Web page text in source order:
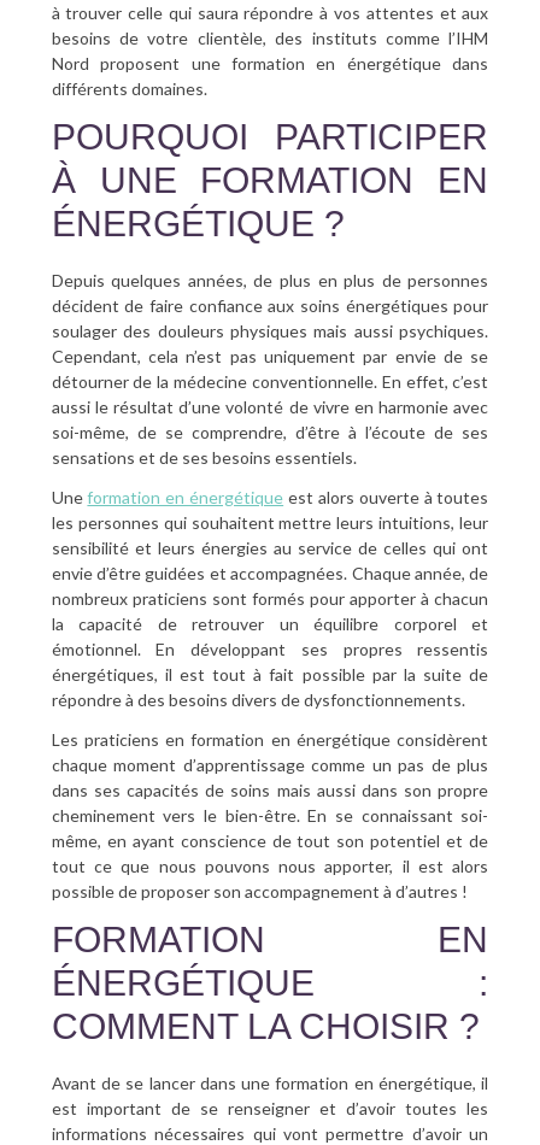
à trouver celle qui saura répondre à vos attentes et aux
besoins de votre clientèle, des instituts comme l’IHM
Nord proposent une formation en énergétique dans
différents domaines.
POURQUOI PARTICIPER
À UNE FORMATION EN
ÉNERGÉTIQUE ?
Depuis quelques années, de plus en plus de personnes
décident de faire confiance aux soins énergétiques pour
soulager des douleurs physiques mais aussi psychiques.
Cependant, cela n’est pas uniquement par envie de se
détourner de la médecine conventionnelle. En effet, c’est
aussi le résultat d’une volonté de vivre en harmonie avec
soi-même, de se comprendre, d’être à l’écoute de ses
sensations et de ses besoins essentiels.
Uneformation en énergétique est alors ouverte à toutes
les personnes qui souhaitent mettre leurs intuitions, leur
sensibilité et leurs énergies au service de celles qui ont
envie d’être guidées et accompagnées. Chaque année, de
nombreux praticiens sont formés pour apporter à chacun
la capacité de retrouver un équilibre corporel et
émotionnel. En développant ses propres ressentis
énergétiques, il est tout à fait possible par la suite de
répondre à des besoins divers de dysfonctionnements.
Les praticiens en formation en énergétique considèrent
chaque moment d’apprentissage comme un pas de plus
dans ses capacités de soins mais aussi dans son propre
cheminement vers le bien-être. En se connaissant soi-
même, en ayant conscience de tout son potentiel et de
tout ce que nous pouvons nous apporter, il est alors
possible de proposer son accompagnement à d’autres !
FORMATION EN
ÉNERGÉTIQUE :
COMMENT LA CHOISIR ?
Avant de se lancer dans une formation en énergétique, il
est important de se renseigner et d’avoir toutes les
informations nécessaires qui vont permettre d’avoir un